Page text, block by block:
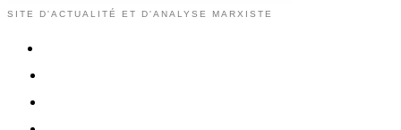
SITE D'ACTUALITÉ ET D'ANALYSE MARXISTE